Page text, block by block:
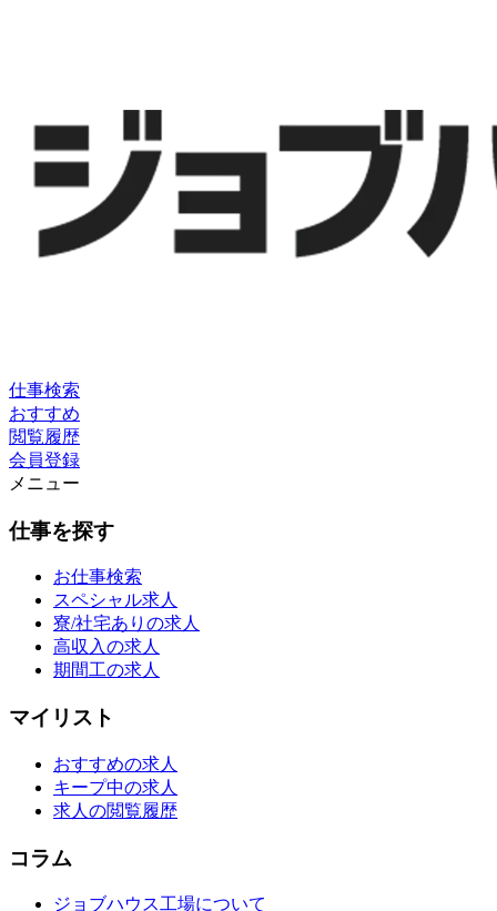
仕事検索
おすすめ
閲覧履歴
会員登録
メニュー
仕事を探す
お仕事検索
スペシャル求人
寮/社宅ありの求人
高収入の求人
期間工の求人
マイリスト
おすすめの求人
キープ中の求人
求人の閲覧履歴
コラム
ジョブハウス工場について